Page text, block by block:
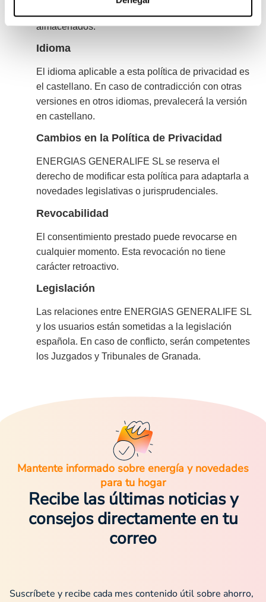
almacenados.
Idioma
El idioma aplicable a esta política de privacidad es
el castellano. En caso de contradicción con otras
versiones en otros idiomas, prevalecerá la versión
en castellano.
Cambios en la Política de Privacidad
ENERGIAS GENERALIFE SL se reserva el
derecho de modificar esta política para adaptarla a
novedades legislativas o jurisprudenciales.
Revocabilidad
El consentimiento prestado puede revocarse en
cualquier momento. Esta revocación no tiene
carácter retroactivo.
Legislación
Las relaciones entre ENERGIAS GENERALIFE SL
y los usuarios están sometidas a la legislación
española. En caso de conflicto, serán competentes
los Juzgados y Tribunales de Granada.
Mantente informado sobre energía y novedades
para tu hogar
Recibe las últimas noticias y
consejos directamente en tu
correo
Suscríbete y recibe cada mes contenido útil sobre ahorro,